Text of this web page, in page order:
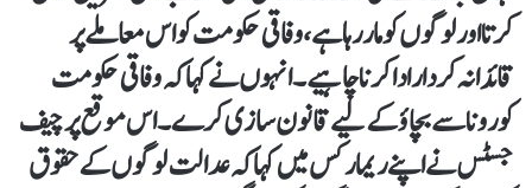
کرتا اور لوگوں کو مار رہا ہے، وفاقی حکومت کو اس معاملے پر
قائدانہ کردار ادا کرنا چاہیے۔انہوں نے کہا کہ وفاقی حکومت
کورونا سے بچاؤ کے لیے قانون سازی کرے۔اس موقع پر چیف
جسٹس نے اپنے ریمارکس میں کہا کہ عدالت لوگوں کے حقوق